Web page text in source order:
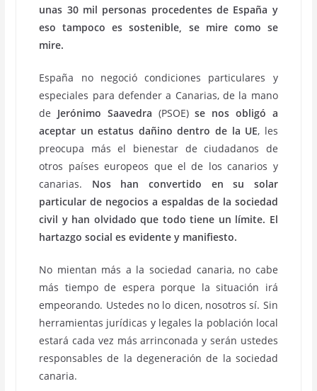
unas 30 mil personas procedentes de España y
eso tampoco es sostenible, se mire como se
mire.
España no negoció condiciones particulares y
especiales para defender a Canarias, de la mano
de Jerónimo Saavedra (PSOE)se nos obligó a
aceptar un estatus dañino dentro de la UE, les
preocupa más el bienestar de ciudadanos de
otros países europeos que el de los canarios y
canarias. Nos han convertido en su solar
particular de negocios a espaldas de la sociedad
civil y han olvidado que todo tiene un límite. El
hartazgo social es evidente y manifiesto.
No mientan más a la sociedad canaria, no cabe
más tiempo de espera porque la situación irá
empeorando. Ustedes no lo dicen, nosotros sí. Sin
herramientas jurídicas y legales la población local
estará cada vez más arrinconada y serán ustedes
responsables de la degeneración de la sociedad
canaria.